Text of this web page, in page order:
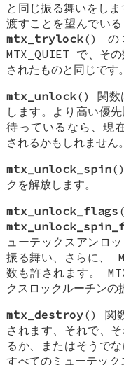
と同じ振る舞いをし
渡すことを望んでい
mtx_trylock() の
MTX_QUIET で、そ
されたものと同じです。
mtx_unlock() 関数
します。より高い優
待っているなら、
されるかもしれません。
mtx_unlock_spin
クを解放します。
mtx_unlock_flags
ューテックスアンロ
振る舞い、さらに、
数も許されます。
クスロックルーチンの
mtx_destroy() 関
されます、それで、
るか、またはそうで
すべてのミューテッ